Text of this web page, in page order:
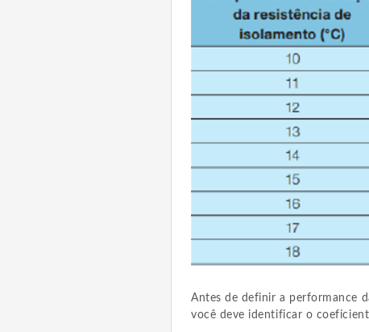
Antes de definir a performance
você deve identificar o